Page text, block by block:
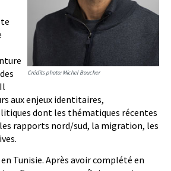
Crédits photo: Michel Boucher
aux enjeux identitaires,
dont les thématiques récentes
rapports nord/sud, la migration, les
Tunisie. Après avoir complété en